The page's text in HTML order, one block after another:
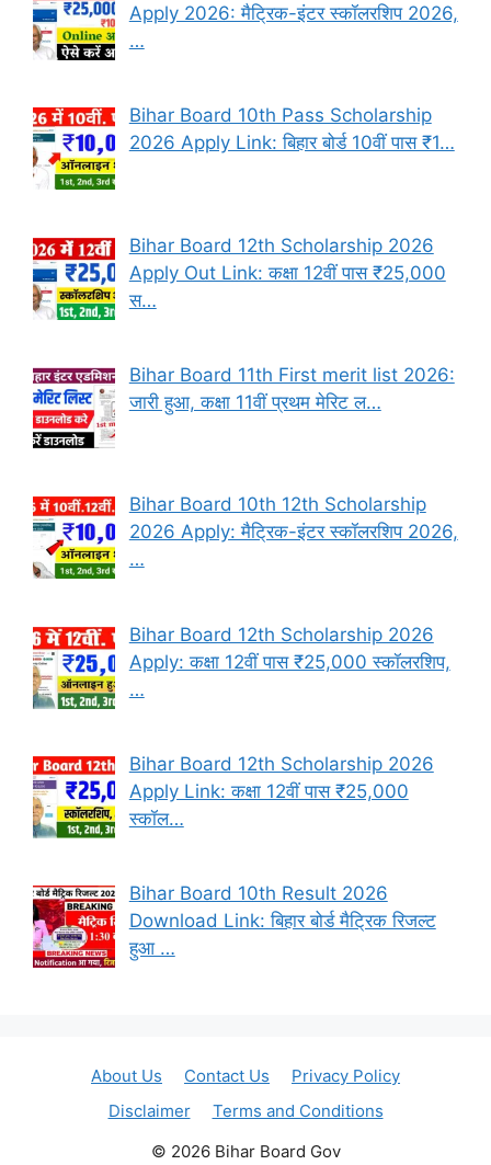
Apply 2026: मैट्रिक-इंटर स्कॉलरशिप 2026,
…
Bihar Board 10th Pass Scholarship
2026 Apply Link: बिहार बोर्ड 10वीं पास ₹1…
Bihar Board 12th Scholarship 2026
Apply Out Link: कक्षा 12वीं पास ₹25,000
स…
Bihar Board 11th First merit list 2026:
जारी हुआ, कक्षा 11वीं प्रथम मेरिट ल…
Bihar Board 10th 12th Scholarship
2026 Apply: मैट्रिक-इंटर स्कॉलरशिप 2026,
…
Bihar Board 12th Scholarship 2026
Apply: कक्षा 12वीं पास ₹25,000 स्कॉलरशिप,
…
Bihar Board 12th Scholarship 2026
Apply Link: कक्षा 12वीं पास ₹25,000
स्कॉल…
Bihar Board 10th Result 2026
Download Link: बिहार बोर्ड मैट्रिक रिजल्ट
हुआ …
About Us Contact Us
Privacy Policy
Disclaimer
Terms and Conditions
© 2026 Bihar Board Gov